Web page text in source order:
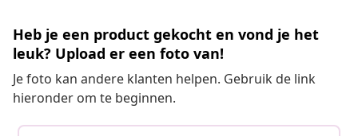
Heb je een product gekocht en vond je het
leuk? Upload er een foto van!
Je foto kan andere klanten helpen. Gebruik de link
hieronder om te beginnen.